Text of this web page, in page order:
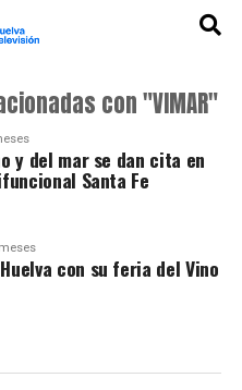
con "VIMAR"
y del mar se dan cita en
Santa Fe
con su feria del Vino